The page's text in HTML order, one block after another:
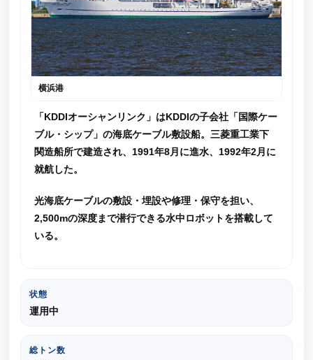
横浜港
「KDDIオーシャンリンク」はKDDIの子会社「国際ケー
ブル・シップ」の海底ケーブル敷設船。三菱重工業下
関造船所で建造され、1991年8月に進水、1992年2月に
就航した。
光海底ケーブルの敷設・埋設や修理・保守を担い、
2,500mの深度まで潜行できる水中ロボットを搭載して
いる。
状態
運用中
総トン数